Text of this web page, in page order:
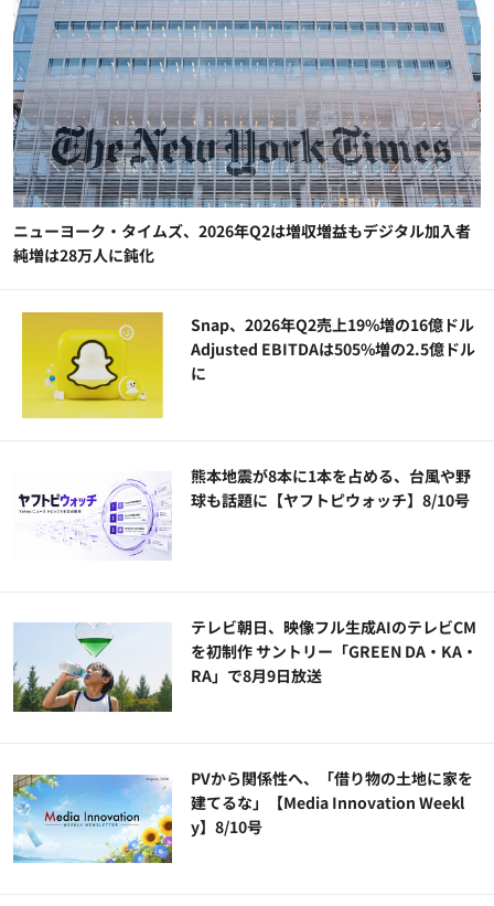
ニューヨーク・タイムズ、2026年Q2は増収増益もデジタル加入者
純増は28万人に鈍化
Snap、2026年Q2売上19%増の16億ドル
Adjusted EBITDAは505%増の2.5億ドル
に
熊本地震が8本に1本を占める、台風や野
球も話題に【ヤフトピウォッチ】8/10号
テレビ朝日、映像フル生成AIのテレビCM
を初制作 サントリー「GREEN DA・KA・
RA」で8月9日放送
PVから関係性へ、「借り物の土地に家を
建てるな」【Media Innovation Weekl
y】8/10号